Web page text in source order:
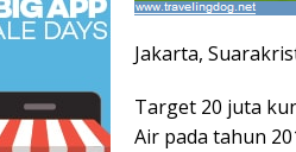
Jakarta,
Target 20 juta
Air pada tahun